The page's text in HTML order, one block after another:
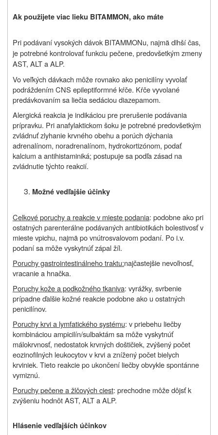
Ak použijete viac lieku BITAMMON, ako máte
Pri podávaní vysokých dávok BITAMMONu, najmä dlhší čas,
je potrebné kontrolovať funkciu pečene, predovšetkým zmeny
AST, ALT a ALP.
Vo veľkých dávkach môže rovnako ako penicilíny vyvolať
podráždením CNS epileptiformné kŕče. Kŕče vyvolané
predávkovaním sa liečia sedáciou diazepamom.
Alergická reakcia je indikáciou pre prerušenie podávania
prípravku. Pri anafylaktickom šoku je potrebné predovšetkým
zvládnuť zlyhanie krvného obehu a porúch dýchania
adrenalínom, noradrenalínom, hydrokortizónom, podať
kalcium a antihistaminiká; postupuje sa podľa zásad na
zvládnutie týchto reakcií.
Možné vedľajšie účinky
Celkové poruchy a reakcie v mieste podania: podobne ako pri
ostatných parenterálne podávaných antibiotikách bolestivosť v
mieste vpichu, najmä po vnútrosvalovom podaní. Po i.v.
podaní sa môže vyskytnúť zápal žíl.
Poruchy gastrointestinálneho traktu:najčastejšie nevoľnosť,
vracanie a hnačka.
Poruchy kože a podkožného tkaniva: vyrážky, svrbenie
prípadne ďalšie kožné reakcie podobne ako u ostatných
penicilínov.
Poruchy krvi a lymfatického systému: v priebehu liečby
kombináciou ampicilín/sulbaktám sa môže vyskytnúť
málokrvnosť, nedostatok krvných doštičiek, zvýšený počet
eozinofilných leukocytov v krvi a znížený počet bielych
krviniek. Tieto reakcie po ukončení liečby obvykle spontánne
vymiznú.
Poruchy pečene a žlčových ciest: prechodne môže dôjsť k
zvýšeniu hodnôt AST, ALT a ALP.
Hlásenie vedľajších účinkov